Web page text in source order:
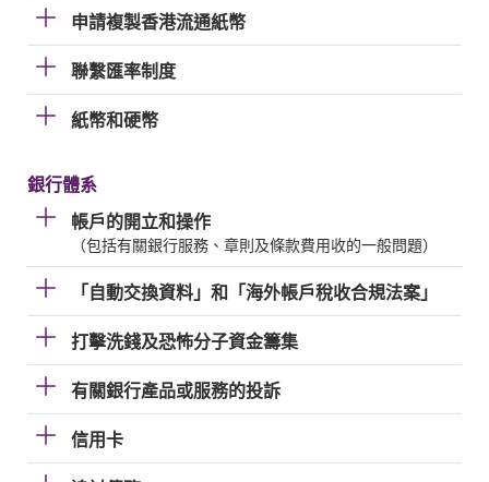
申請複製香港流通紙幣
聯繫匯率制度
紙幣和硬幣
銀行體系
帳戶的開立和操作
（包括有關銀行服務、章則及條款費用收的一般問題）
「自動交換資料」和「海外帳戶稅收合規法案」
打擊洗錢及恐怖分子資金籌集
有關銀行產品或服務的投訴
信用卡